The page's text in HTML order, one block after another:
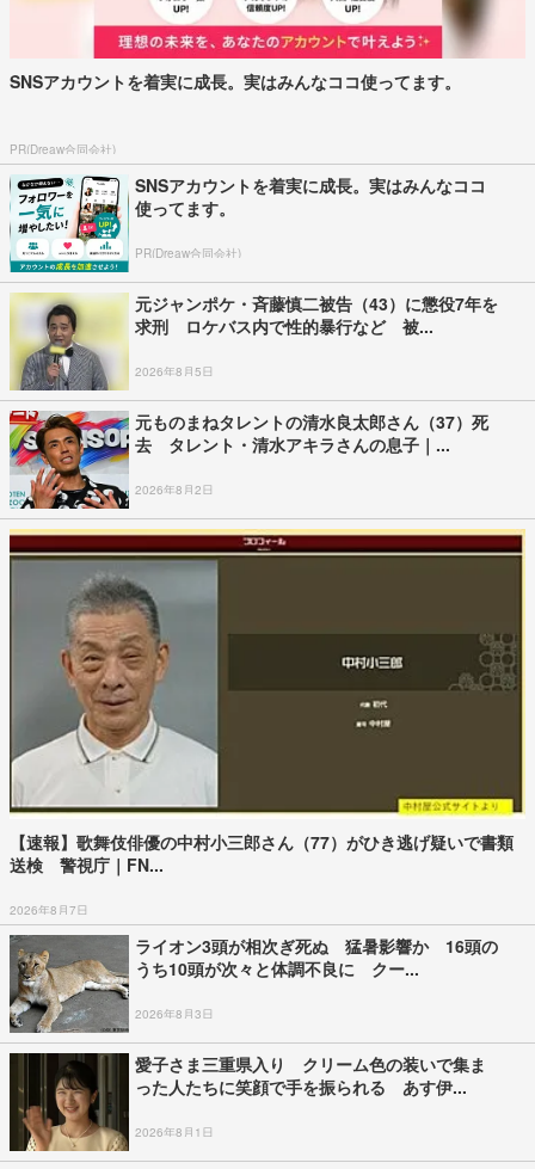
SNSアカウントを着実に成長。実はみんなココ使ってます。
PR(Dreaw合同会社)
SNSアカウントを着実に成長。実はみんなココ
使ってます。
PR(Dreaw合同会社)
元ジャンポケ・斉藤慎二被告（43）に懲役7年を
求刑 ロケバス内で性的暴行など 被...
2026年8月5日
元ものまねタレントの清水良太郎さん（37）死
去 タレント・清水アキラさんの息子｜...
2026年8月2日
【速報】歌舞伎俳優の中村小三郎さん（77）がひき逃げ疑いで書類
送検 警視庁｜FN...
2026年8月7日
ライオン3頭が相次ぎ死ぬ 猛暑影響か 16頭の
うち10頭が次々と体調不良に クー...
2026年8月3日
愛子さま三重県入り クリーム色の装いで集ま
った人たちに笑顔で手を振られる あす伊...
2026年8月1日